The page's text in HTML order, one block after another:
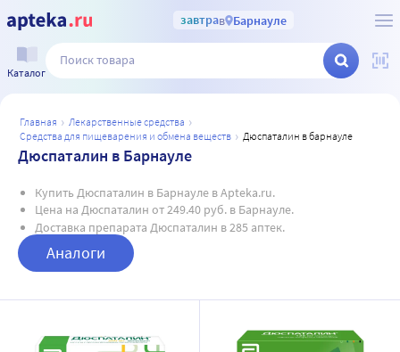
завтрав Барнауле
Каталог
главная
лекарственные средства
средства для пищеварения и обмена веществ
дюспаталин в барнауле
Дюспаталин в Барнауле
Купить Дюспаталин в Барнауле в Apteka.ru.
Цена на Дюспаталин от 249.40 руб. в Барнауле.
Доставка препарата Дюспаталин в 285 аптек.
Аналоги